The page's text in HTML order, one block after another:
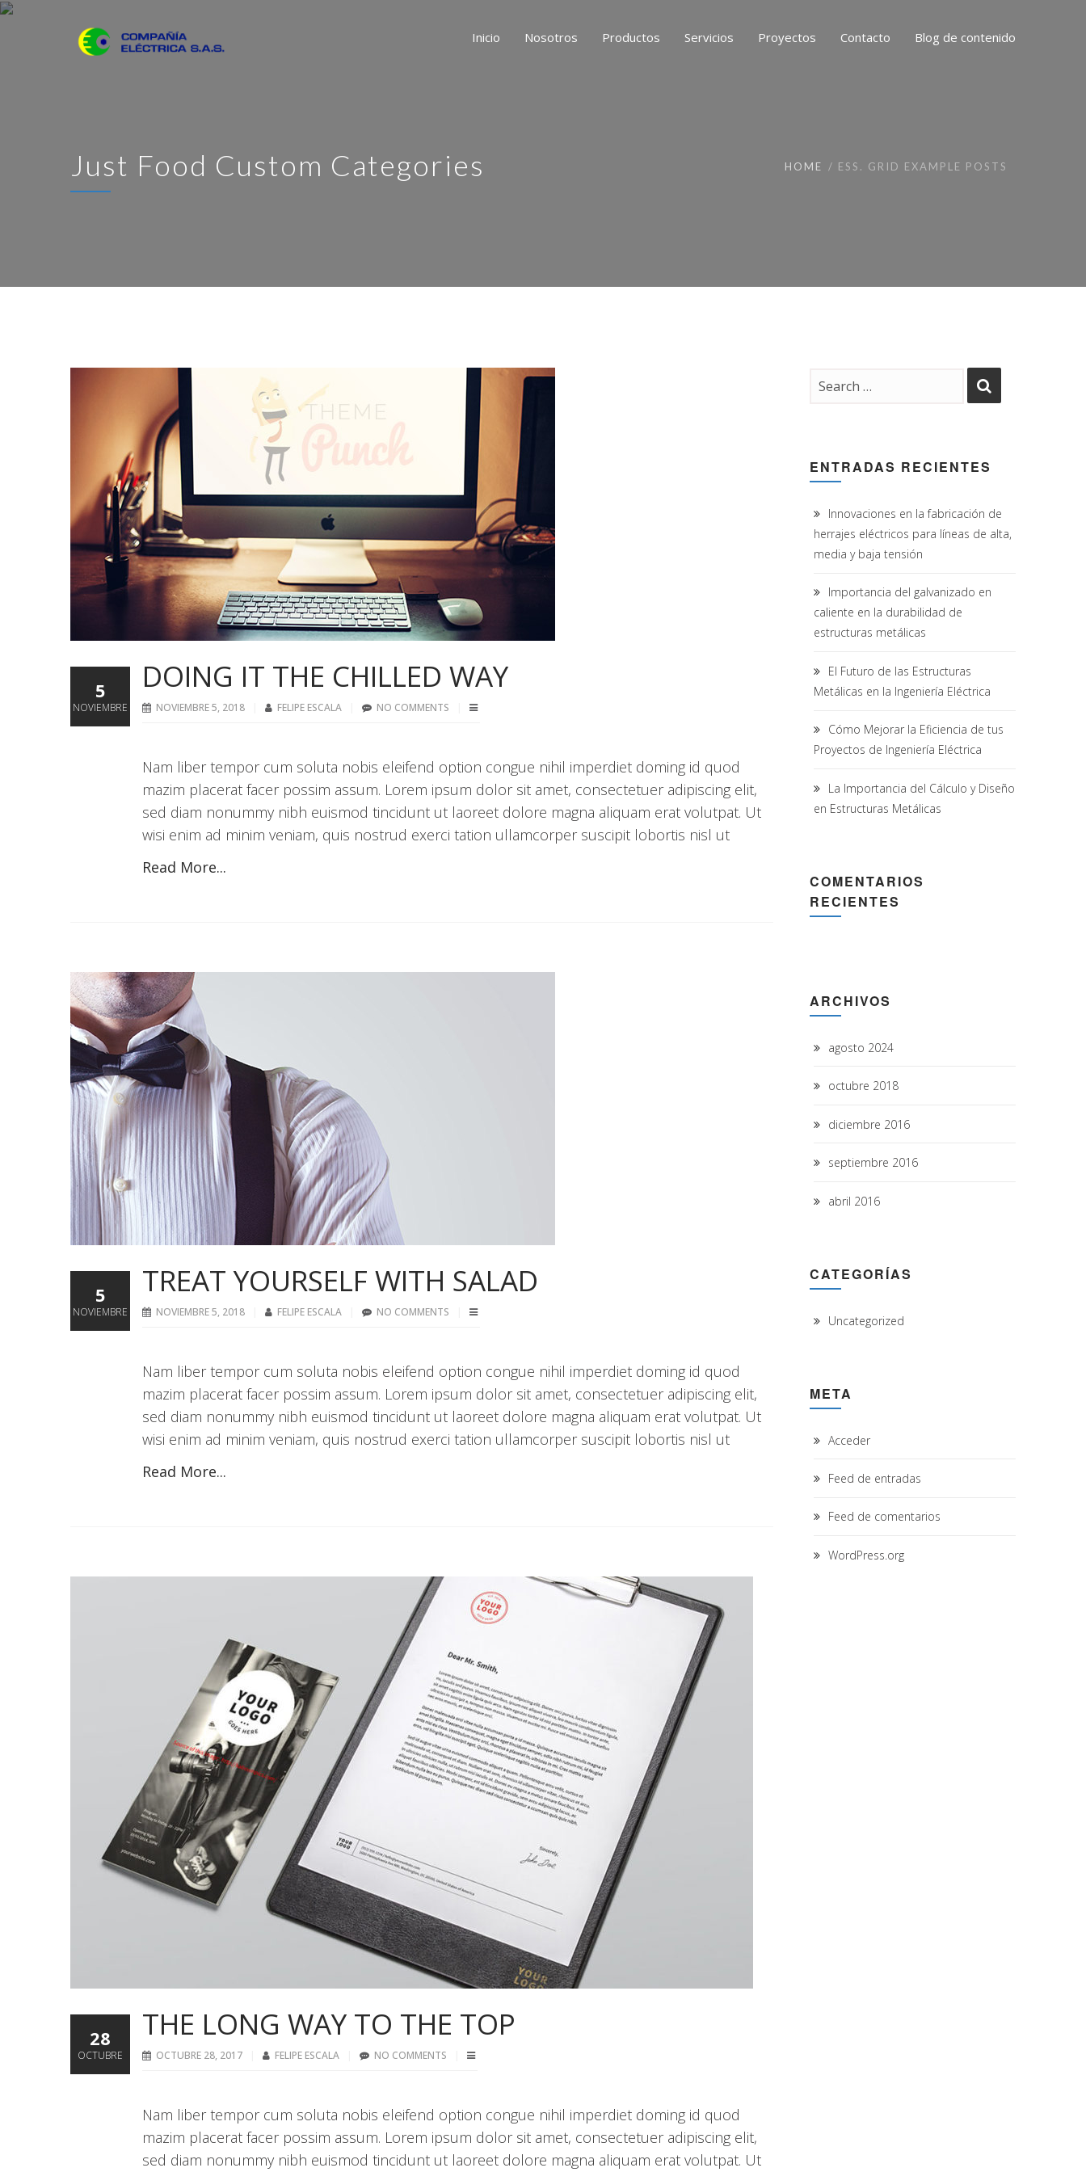
Inicio Nosotros Productos Servicios Proyectos Contacto Blog de contenido
Just Food Custom Categories HOME ESS. GRID EXAMPLE POSTS
DOING IT THE CHILLED WAY
NOVIEMBRE 5, 2018 FELIPE ESCALA NO COMMENTS
Nam liber tempor cum soluta nobis eleifend option congue nihil imperdiet doming id quod
mazim placerat facer possim assum. Lorem ipsum dolor sit amet, consectetuer adipiscing elit,
sed diam nonummy nibh euismod tincidunt ut laoreet dolore magna aliquam erat volutpat. Ut
wisi enim ad minim veniam, quis nostrud exerci tation ullamcorper suscipit lobortis nisl ut
Read More...
5
NOVIEMBRE
TREAT YOURSELF WITH SALAD
NOVIEMBRE 5, 2018 FELIPE ESCALA NO COMMENTS
Nam liber tempor cum soluta nobis eleifend option congue nihil imperdiet doming id quod
mazim placerat facer possim assum. Lorem ipsum dolor sit amet, consectetuer adipiscing elit,
sed diam nonummy nibh euismod tincidunt ut laoreet dolore magna aliquam erat volutpat. Ut
wisi enim ad minim veniam, quis nostrud exerci tation ullamcorper suscipit lobortis nisl ut
Read More...
5
NOVIEMBRE
THE LONG WAY TO THE TOP
OCTUBRE 28, 2017 FELIPE ESCALA NO COMMENTS
Nam liber tempor cum soluta nobis eleifend option congue nihil imperdiet doming id quod
mazim placerat facer possim assum. Lorem ipsum dolor sit amet, consectetuer adipiscing elit,
sed diam nonummy nibh euismod tincidunt ut laoreet dolore magna aliquam erat volutpat. Ut
28
OCTUBRE
ENTRADAS RECIENTES
Innovaciones en la fabricación de
herrajes eléctricos para líneas de alta,
media y baja tensión
Importancia del galvanizado en
caliente en la durabilidad de
estructuras metálicas
El Futuro de las Estructuras
Metálicas en la Ingeniería Eléctrica
Cómo Mejorar la Eficiencia de tus
Proyectos de Ingeniería Eléctrica
La Importancia del Cálculo y Diseño
en Estructuras Metálicas
COMENTARIOS
RECIENTES
ARCHIVOS
agosto 2024
octubre 2018
diciembre 2016
septiembre 2016
abril 2016
CATEGORÍAS
Uncategorized
META
Acceder
Feed de entradas
Feed de comentarios
WordPress.org